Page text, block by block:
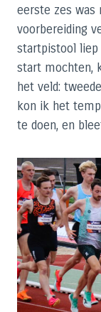
eerste zes was
voorbereiding
startpistool liep
start mochten,
het veld:
kon ik het
te doen, en